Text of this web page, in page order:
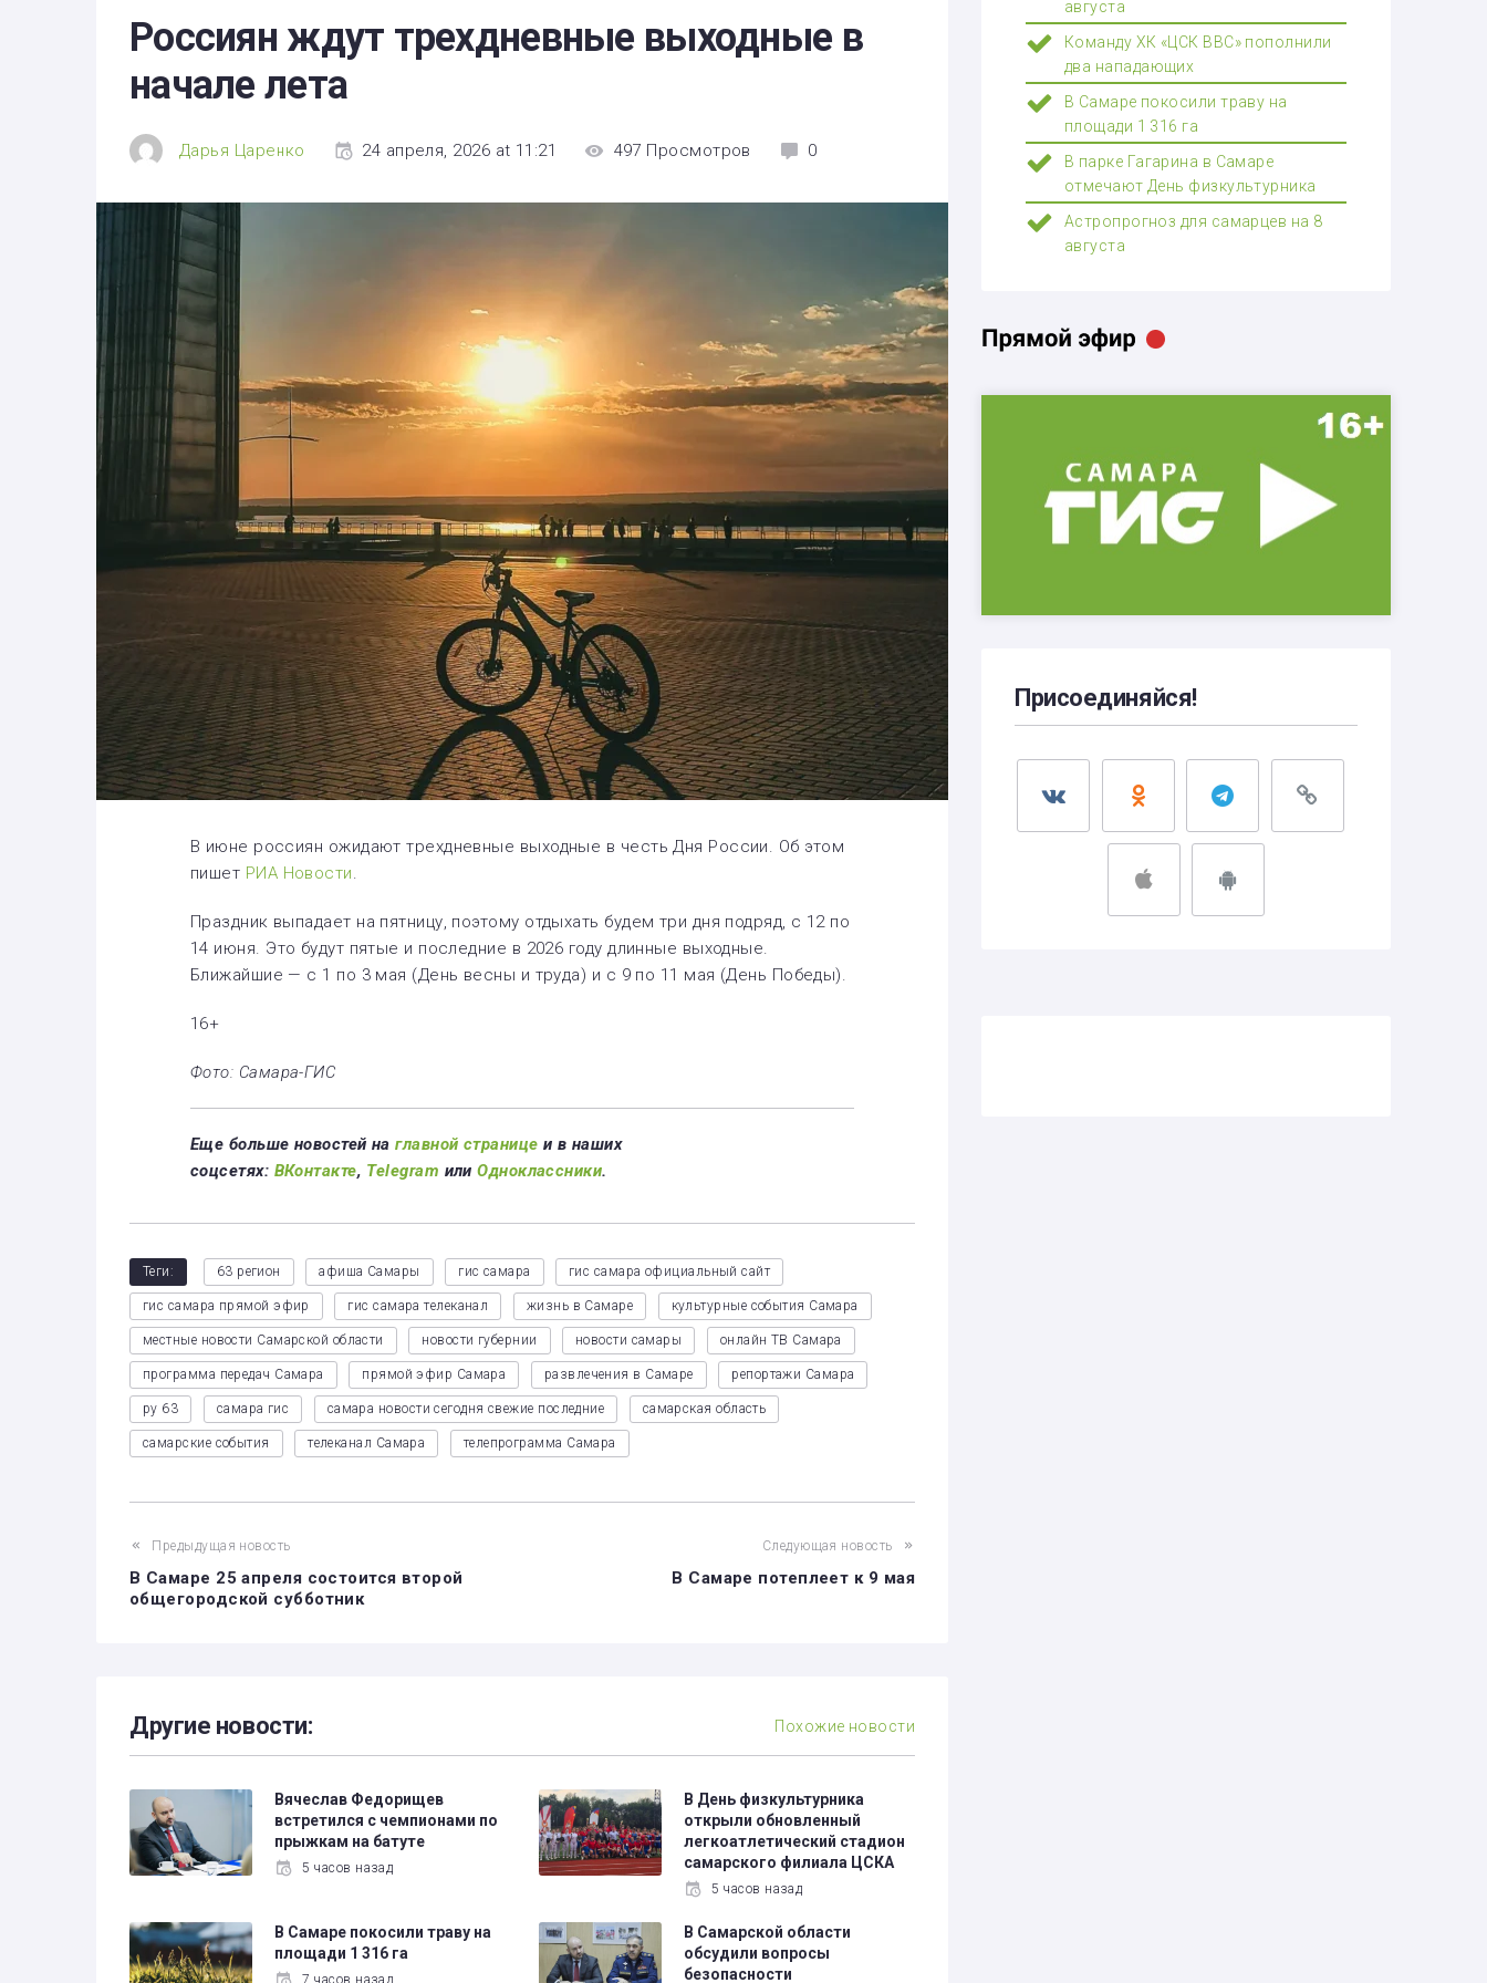
Экономика
Технологии
Политика
Россиян ждут трехдневные выходные в
начале лета
Дарья Царенко 24 апреля, 2026 at 11:21 497 Просмотров 0
В июне россиян ожидают трехдневные выходные в честь Дня России. Об этом
пишет РИА Новости
Праздник выпадает на пятницу, поэтому отдыхать будем три дня подряд, с 12 по
14 июня. Это будут пятые и последние в 2026 году длинные выходные.
Ближайшие — с 1 по 3 мая (День весны и труда) и с 9 по 11 мая (День Победы).
16+
Фото: Самара-ГИС
Еще больше новостей наглавной странице и в наших
соцсетях: ВКонтакте, Telegram илиОдноклассники.
Теги: 63 регион афиша Самары гис самара гис самара официальный сайт
гис самара прямой эфир гис самара телеканал жизнь в Самаре культурные события Самара
местные новости Самарской области новости губернии новости самары онлайн ТВ Самара
программа передач Самара прямой эфир Самара развлечения в Самаре репортажи Самара
ру 63 самара гис самара новости сегодня свежие последние самарская область
самарские события телеканал Самара телепрограмма Самара
Предыдущая новость
В Самаре 25 апреля состоится второй
общегородской субботник
Следующая новость
В Самаре потеплеет к 9 мая
Другие новости: Похожие новости
Вячеслав Федорищев
встретился с чемпионами по
прыжкам на батуте
5 часов назад
В День физкультурника
открыли обновленный
легкоатлетический стадион
самарского филиала ЦСКА
5 часов назад
В Самаре покосили траву на
площади 1 316 га
7 часов назад
В Самарской области
обсудили вопросы
безопасности
августа
Команду ХК «ЦСК ВВС» пополнили
два нападающих
В Самаре покосили траву на
площади 1 316 га
В парке Гагарина в Самаре
отмечают День физкультурника
Астропрогноз для самарцев на 8
августа
Присоединяйся!